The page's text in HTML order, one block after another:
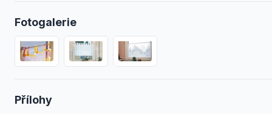
Fotogalerie
Přílohy